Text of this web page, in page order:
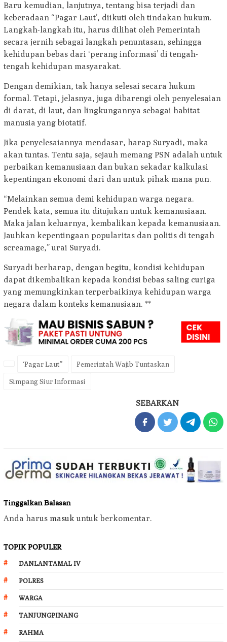
Baru kemudian, lanjutnya, tentang bisa terjadi dan
keberadaan “Pagar Laut’, diikuti oleh tindakan hukum.
Langkah-langkah itu, harus dilihat oleh Pemerintah
secara jernih sebagai langkah penuntasan, sehingga
kehidupan bebas dari ‘perang informasi’ di tengah-
tengah kehidupan masyarakat.
Dengan demikian, tak hanya selesai secara hukum
formal. Tetapi, jelasnya, juga dibarengi oleh penyelesaian
di darat, di laut, dan lingkungannya sebagai habitat
manusia yang biotatif.
Jika penyelesaiannya mendasar, harap Suryadi, maka
akan tuntas. Tentu saja, sejauh memang PSN adalah untuk
perbaikan kemanusiaan dan bukan sekadar kalkulasi
kepentingan ekonomi dari dan untuk pihak mana pun.
“Melainkan semua demi kehidupan warga negara.
Pendek kata, semua itu ditujukan untuk kemanusiaan.
Maka jalan keluarnya, kembalikan kepada kemanusiaan.
Jauhkan kepentingaan popularitas dan politis di tengah
screamage,” urai Suryadi.
Suryadi berharap, dengan begitu, kondisi kehidupan
dapat dikembalikan kepada kondisi bebas saling curiga
yang memungkinkan terperbaikinya kehidupan warga
negara dalam konteks kemanusiaan. **
‘Pagar Laut” Pemerintah Wajib Tuntaskan
Simpang Siur Informasi
SEBARKAN
Tinggalkan Balasan
Anda harus masuk untuk berkomentar.
TOPIK POPULER
DANLANTAMAL IV
POLRES
WARGA
TANJUNGPINANG
RAHMA